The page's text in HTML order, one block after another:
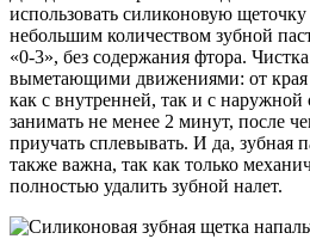
использовать силиконовую
небольшим количеством зубной
«0-3», без содержания фтора.
выметающими движениями: от края
как с внутренней, так и с
занимать не менее 2 минут, после
приучать сплевывать. И да, зубная
также важна, так как только
полностью удалить зубной налет.